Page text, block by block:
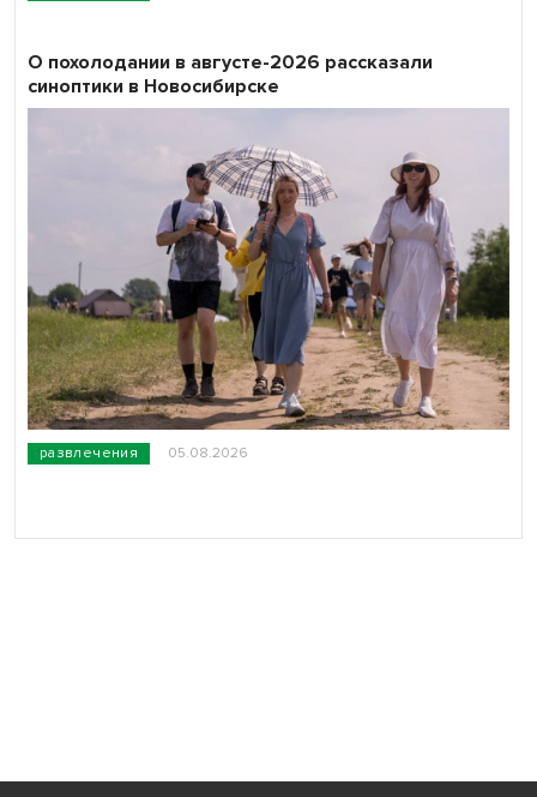
развлечения 05.08.2026
О похолодании в августе-2026 рассказали
синоптики в Новосибирске